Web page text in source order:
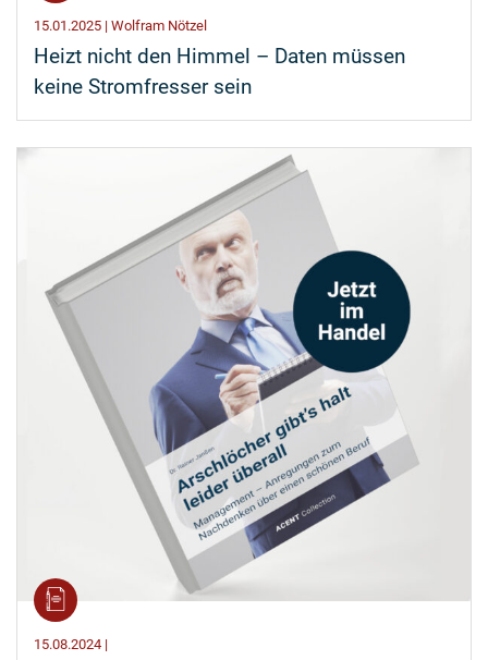
15.01.2025 | Wolfram Nötzel
Heizt nicht den Himmel – Daten müssen
keine Stromfresser sein
15.08.2024 |